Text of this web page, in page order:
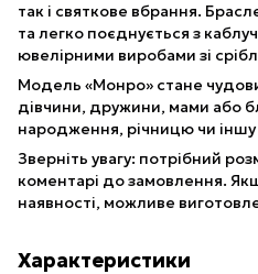
так і святкове вбрання.
та легко поєднується з
ювелірними виробами зі
Модель «Монро» стане
дівчини, дружини, мами або
народження, річницю чи
Зверніть увагу: потрібний
коментарі до замовлення.
наявності, можливе
Характеристики